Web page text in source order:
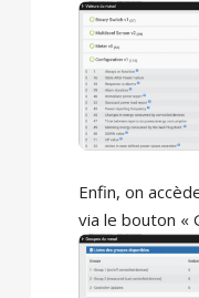
Enfin, on
via le bouton «